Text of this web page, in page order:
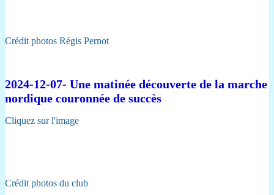
Crédit photos Régis Pernot
2024-12-07- Une matinée découverte de la marche
nordique couronnée de succès
Cliquez sur l'image
Crédit photos du club